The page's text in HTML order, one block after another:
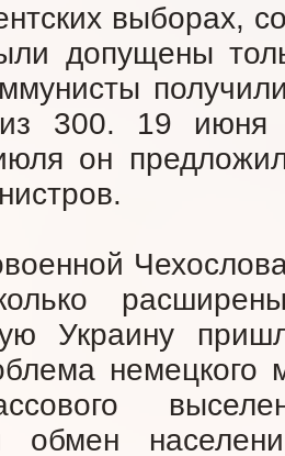
выборах,
допущены
300. 19 июня
он
Украину
немецкого
обмен